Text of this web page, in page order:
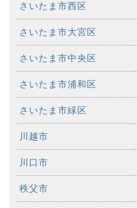
さいたま市西区
さいたま市大宮区
さいたま市中央区
さいたま市浦和区
さいたま市緑区
川越市
川口市
秩父市